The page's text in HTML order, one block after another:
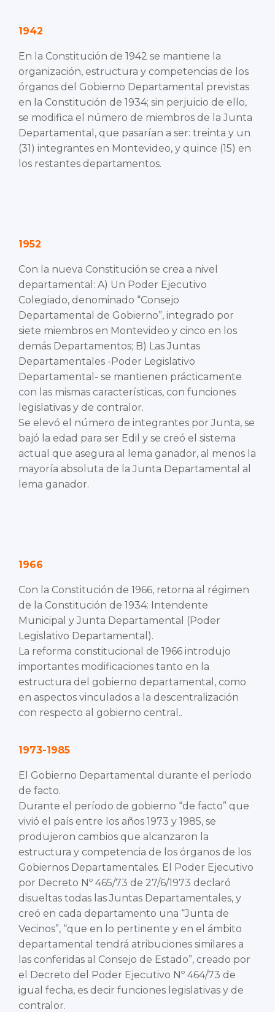
1942
En la Constitución de 1942 se mantiene la
organización, estructura y competencias de los
órganos del Gobierno Departamental previstas
en la Constitución de 1934; sin perjuicio de ello,
se modifica el número de miembros de la Junta
Departamental, que pasarían a ser: treinta y un
(31) integrantes en Montevideo, y quince (15) en
los restantes departamentos.
1952
Con la nueva Constitución se crea a nivel
departamental: A) Un Poder Ejecutivo
Colegiado, denominado “Consejo
Departamental de Gobierno”, integrado por
siete miembros en Montevideo y cinco en los
demás Departamentos; B) Las Juntas
Departamentales -Poder Legislativo
Departamental- se mantienen prácticamente
con las mismas características, con funciones
legislativas y de contralor.
Se elevó el número de integrantes por Junta, se
bajó la edad para ser Edil y se creó el sistema
actual que asegura al lema ganador, al menos la
mayoría absoluta de la Junta Departamental al
lema ganador.
1966
Con la Constitución de 1966, retorna al régimen
de la Constitución de 1934: Intendente
Municipal y Junta Departamental (Poder
Legislativo Departamental).
La reforma constitucional de 1966 introdujo
importantes modificaciones tanto en la
estructura del gobierno departamental, como
en aspectos vinculados a la descentralización
con respecto al gobierno central..
1973-1985
El Gobierno Departamental durante el período
de facto.
Durante el período de gobierno “de facto” que
vivió el país entre los años 1973 y 1985, se
produjeron cambios que alcanzaron la
estructura y competencia de los órganos de los
Gobiernos Departamentales. El Poder Ejecutivo
por Decreto Nº 465/73 de 27/6/1973 declaró
disueltas todas las Juntas Departamentales, y
creó en cada departamento una “Junta de
Vecinos”, “que en lo pertinente y en el ámbito
departamental tendrá atribuciones similares a
las conferidas al Consejo de Estado”, creado por
el Decreto del Poder Ejecutivo Nº 464/73 de
igual fecha, es decir funciones legislativas y de
contralor.